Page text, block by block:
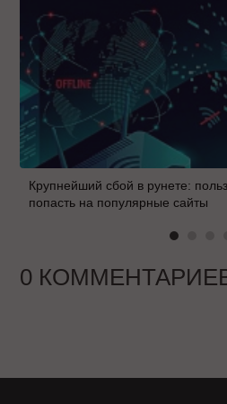
Крупнейший сбой в рунете:
попасть на популярные сайты
0